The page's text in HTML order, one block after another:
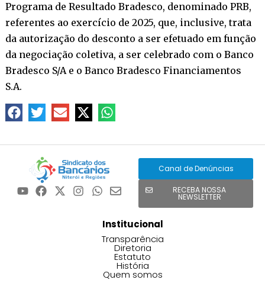
Programa de Resultado Bradesco, denominado PRB,
referentes ao exercício de 2025, que, inclusive, trata
da autorização do desconto a ser efetuado em função
da negociação coletiva, a ser celebrado com o Banco
Bradesco S/A e o Banco Bradesco Financiamentos
S.A.
Canal de Denúncias
RECEBA NOSSA
NEWSLETTER
Institucional
Transparência
Diretoria
Estatuto
História
Quem somos